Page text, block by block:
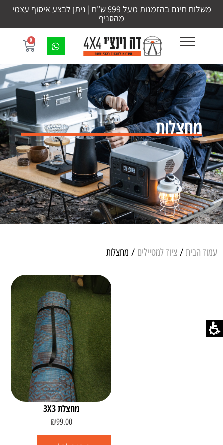
משלוח חינם בהזמנות מעל 999 ש"ח | ניתן לבצע איסוף עצמי
מהסניף
0
מחצלות
עמוד הבית / ציוד למטיילים / מחצלות
מחצלת 3X3
₪99.00